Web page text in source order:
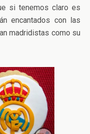
si tenemos claro es
encantados con las
madridistas como su